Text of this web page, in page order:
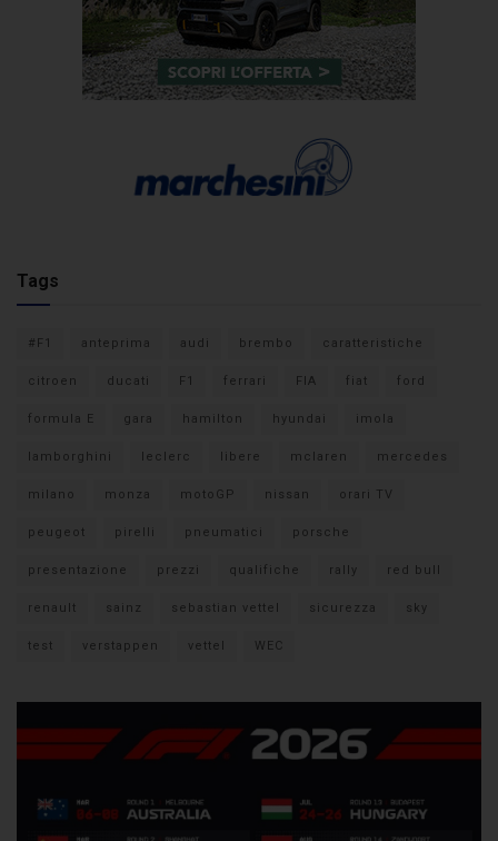
Tags
#F1 anteprima audi brembo caratteristiche
citroen ducati F1 ferrari FIA fiat ford
formula E gara hamilton hyundai imola
lamborghini leclerc libere mclaren mercedes
milano monza motoGP nissan orari TV
peugeot pirelli pneumatici porsche
presentazione prezzi qualifiche rally red bull
renault sainz sebastian vettel sicurezza sky
test verstappen vettel WEC